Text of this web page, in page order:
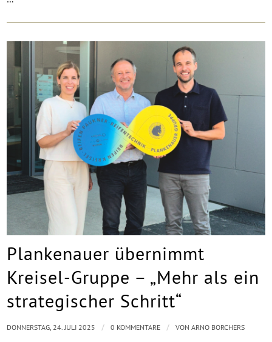
Plankenauer übernimmt
Kreisel-Gruppe – „Mehr als ein
strategischer Schritt“
DONNERSTAG, 24. JULI 2025 / 0 KOMMENTARE / VONARNO BORCHERS